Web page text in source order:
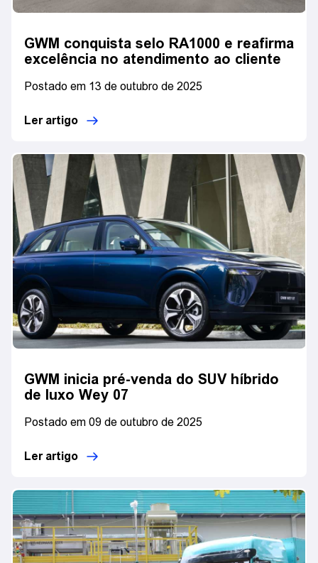
GWM conquista selo RA1000 e reafirma
excelência no atendimento ao cliente
Postado em 13 de outubro de 2025
Ler artigo
GWM inicia pré-venda do SUV híbrido
de luxo Wey 07
Postado em 09 de outubro de 2025
Ler artigo